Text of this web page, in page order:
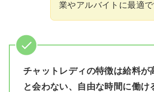
業やアルバイトに最適で
チャットレディの特徴は給料が
と会わない、自由な時間に働け